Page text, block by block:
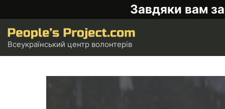
Завдяки вам
Всеукраїнський центр волонтерів